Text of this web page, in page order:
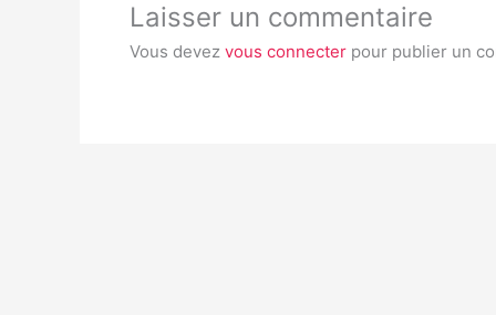
Laisser un commentaire
Vous devez vous connecter pour publier un